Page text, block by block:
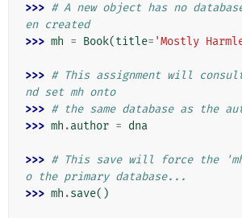
>>> # A new object has no
en created
>>> mh = Book(title= 'Mostly
>>> # This assignment will
nd set mh onto
>>> # the same database as the
>>> mh .author = dna
>>> # This save will force the
o the primary database...
>>> mh .save()